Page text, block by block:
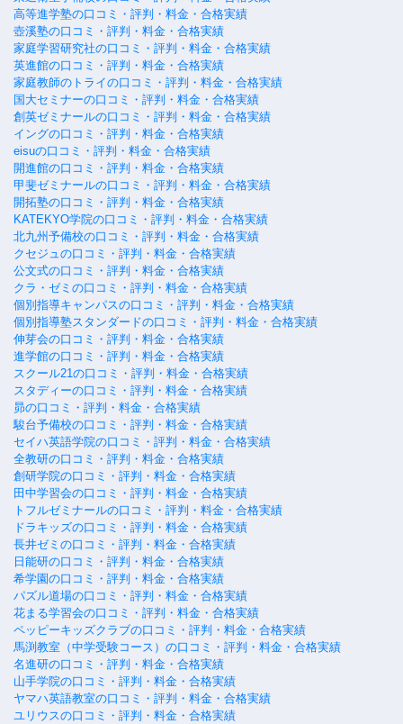
高等進学塾の口コミ・評判・料金・合格実績
壺溪塾の口コミ・評判・料金・合格実績
家庭学習研究社の口コミ・評判・料金・合格実績
英進館の口コミ・評判・料金・合格実績
家庭教師のトライの口コミ・評判・料金・合格実績
国大セミナーの口コミ・評判・料金・合格実績
創英ゼミナールの口コミ・評判・料金・合格実績
イングの口コミ・評判・料金・合格実績
eisuの口コミ・評判・料金・合格実績
開進館の口コミ・評判・料金・合格実績
甲斐ゼミナールの口コミ・評判・料金・合格実績
開拓塾の口コミ・評判・料金・合格実績
KATEKYO学院の口コミ・評判・料金・合格実績
北九州予備校の口コミ・評判・料金・合格実績
クセジュの口コミ・評判・料金・合格実績
公文式の口コミ・評判・料金・合格実績
クラ・ゼミの口コミ・評判・料金・合格実績
個別指導キャンパスの口コミ・評判・料金・合格実績
個別指導塾スタンダードの口コミ・評判・料金・合格実績
伸芽会の口コミ・評判・料金・合格実績
進学館の口コミ・評判・料金・合格実績
スクール21の口コミ・評判・料金・合格実績
スタディーの口コミ・評判・料金・合格実績
昴の口コミ・評判・料金・合格実績
駿台予備校の口コミ・評判・料金・合格実績
セイハ英語学院の口コミ・評判・料金・合格実績
全教研の口コミ・評判・料金・合格実績
創研学院の口コミ・評判・料金・合格実績
田中学習会の口コミ・評判・料金・合格実績
トフルゼミナールの口コミ・評判・料金・合格実績
ドラキッズの口コミ・評判・料金・合格実績
長井ゼミの口コミ・評判・料金・合格実績
日能研の口コミ・評判・料金・合格実績
希学園の口コミ・評判・料金・合格実績
パズル道場の口コミ・評判・料金・合格実績
花まる学習会の口コミ・評判・料金・合格実績
ペッピーキッズクラブの口コミ・評判・料金・合格実績
馬渕教室（中学受験コース）の口コミ・評判・料金・合格実績
名進研の口コミ・評判・料金・合格実績
山手学院の口コミ・評判・料金・合格実績
ヤマハ英語教室の口コミ・評判・料金・合格実績
ユリウスの口コミ・評判・料金・合格実績